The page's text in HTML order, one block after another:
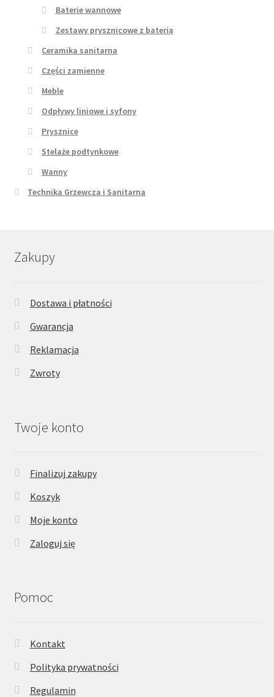
Baterie wannowe
Zestawy prysznicowe z baterią
Ceramika sanitarna
Części zamienne
Meble
Odpływy liniowe i syfony
Prysznice
Stelaże podtynkowe
Wanny
Technika Grzewcza i Sanitarna
Zakupy
Dostawa i płatności
Gwarancja
Reklamacja
Zwroty
Twoje konto
Finalizuj zakupy
Koszyk
Moje konto
Zaloguj się
Pomoc
Kontakt
Polityka prywatności
Regulamin